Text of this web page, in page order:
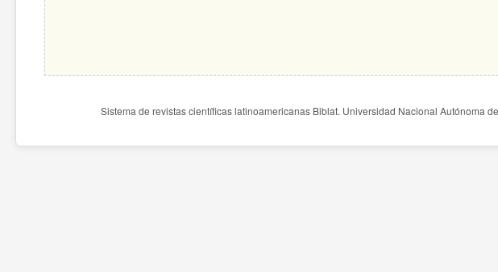
Sistema de revistas científicas latinoamericanas Biblat. Universidad Nacional Autónoma